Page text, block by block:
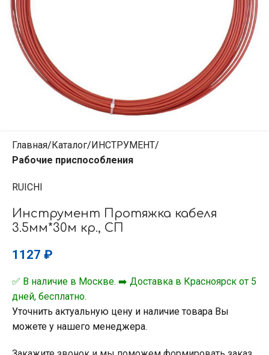
Главная Каталог ИНСТРУМЕНТ
Рабочие приспособления
RUICHI
Инструмент Протяжка кабеля
3.5мм*30м кр., СП
1127 ₽
✅ В наличие в Москве. ➡️ Доставка в Красноярск от 5
дней, бесплатно.
Уточнить актуальную цену и наличие товара Вы
можете у нашего менеджера.